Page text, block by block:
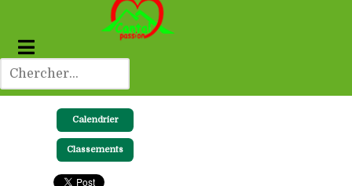
Calendrier
Classements